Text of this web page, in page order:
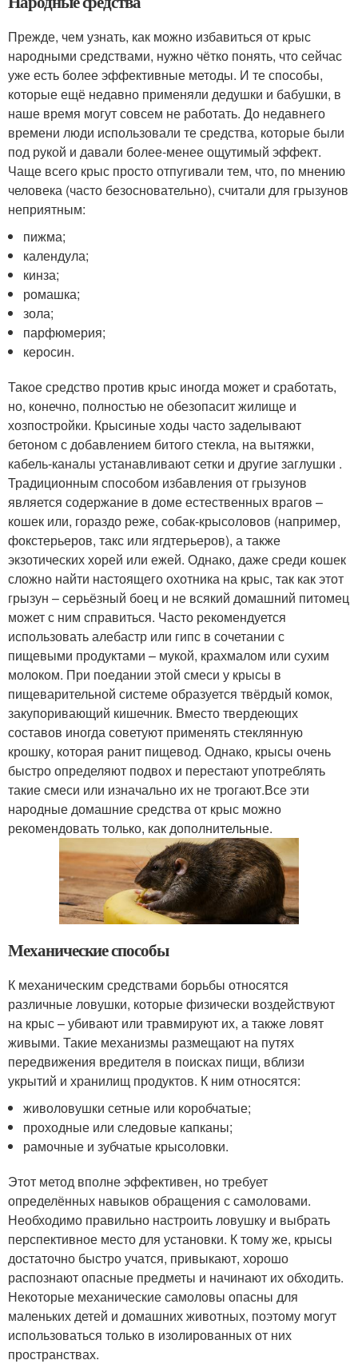
Прежде, чем узнать, как можно избавиться от крыс
народными средствами, нужно чётко понять, что сейчас
уже есть более эффективные методы. И те способы,
которые ещё недавно применяли дедушки и бабушки, в
наше время могут совсем не работать. До недавнего
времени люди использовали те средства, которые были
под рукой и давали более-менее ощутимый эффект.
Чаще всего крыс просто отпугивали тем, что, по мнению
человека (часто безосновательно), считали для грызунов
неприятным:
пижма;
календула;
кинза;
ромашка;
зола;
парфюмерия;
керосин.
Такое средство против крыс иногда может и сработать,
но, конечно, полностью не обезопасит жилище и
хозпостройки. Крысиные ходы часто заделывают
бетоном с добавлением битого стекла, на вытяжки,
кабель-каналы устанавливают сетки и другие заглушки .
Традиционным способом избавления от грызунов
является содержание в доме естественных врагов –
кошек или, гораздо реже, собак-крысоловов (например,
фокстерьеров, такс или ягдтерьеров), а также
экзотических хорей или ежей. Однако, даже среди кошек
сложно найти настоящего охотника на крыс, так как этот
грызун – серьёзный боец и не всякий домашний питомец
может с ним справиться. Часто рекомендуется
использовать алебастр или гипс в сочетании с
пищевыми продуктами – мукой, крахмалом или сухим
молоком. При поедании этой смеси у крысы в
пищеварительной системе образуется твёрдый комок,
закупоривающий кишечник. Вместо твердеющих
составов иногда советуют применять стеклянную
крошку, которая ранит пищевод. Однако, крысы очень
быстро определяют подвох и перестают употреблять
такие смеси или изначально их не трогают.Все эти
народные домашние средства от крыс можно
рекомендовать только, как дополнительные.
Механические способы
К механическим средствами борьбы относятся
различные ловушки, которые физически воздействуют
на крыс – убивают или травмируют их, а также ловят
живыми. Такие механизмы размещают на путях
передвижения вредителя в поисках пищи, вблизи
укрытий и хранилищ продуктов. К ним относятся:
живоловушки сетные или коробчатые;
проходные или следовые капканы;
рамочные и зубчатые крысоловки.
Этот метод вполне эффективен, но требует
определённых навыков обращения с самоловами.
Необходимо правильно настроить ловушку и выбрать
перспективное место для установки. К тому же, крысы
достаточно быстро учатся, привыкают, хорошо
распознают опасные предметы и начинают их обходить.
Некоторые механические самоловы опасны для
маленьких детей и домашних животных, поэтому могут
использоваться только в изолированных от них
пространствах.